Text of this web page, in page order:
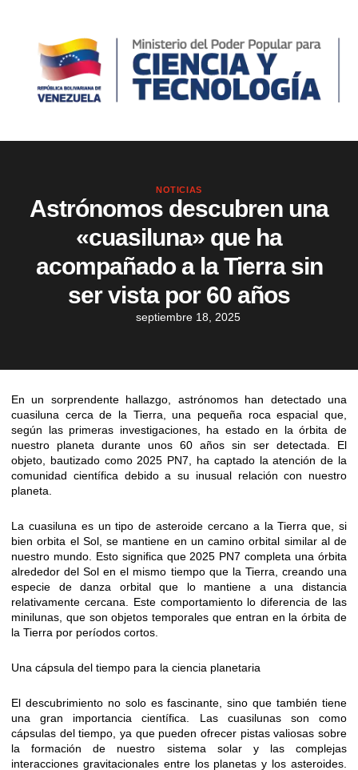
NOTICIAS
Astrónomos descubren una
«cuasiluna» que ha
acompañado a la Tierra sin
ser vista por 60 años
septiembre 18, 2025
En un sorprendente hallazgo, astrónomos han detectado una
cuasiluna cerca de la Tierra, una pequeña roca espacial que,
según las primeras investigaciones, ha estado en la órbita de
nuestro planeta durante unos 60 años sin ser detectada. El
objeto, bautizado como 2025 PN7, ha captado la atención de la
comunidad científica debido a su inusual relación con nuestro
planeta.
La cuasiluna es un tipo de asteroide cercano a la Tierra que, si
bien orbita el Sol, se mantiene en un camino orbital similar al de
nuestro mundo. Esto significa que 2025 PN7 completa una órbita
alrededor del Sol en el mismo tiempo que la Tierra, creando una
especie de danza orbital que lo mantiene a una distancia
relativamente cercana. Este comportamiento lo diferencia de las
minilunas, que son objetos temporales que entran en la órbita de
la Tierra por períodos cortos.
Una cápsula del tiempo para la ciencia planetaria
El descubrimiento no solo es fascinante, sino que también tiene
una gran importancia científica. Las cuasilunas son como
cápsulas del tiempo, ya que pueden ofrecer pistas valiosas sobre
la formación de nuestro sistema solar y las complejas
interacciones gravitacionales entre los planetas y los asteroides.